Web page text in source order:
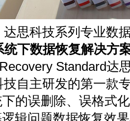
达思科技系列专业数
下数据恢复解决方
Standard达
主研发的第一款专
的误删除、误格式
辑问题数据恢复效